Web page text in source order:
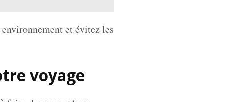
et évitez les
voyage